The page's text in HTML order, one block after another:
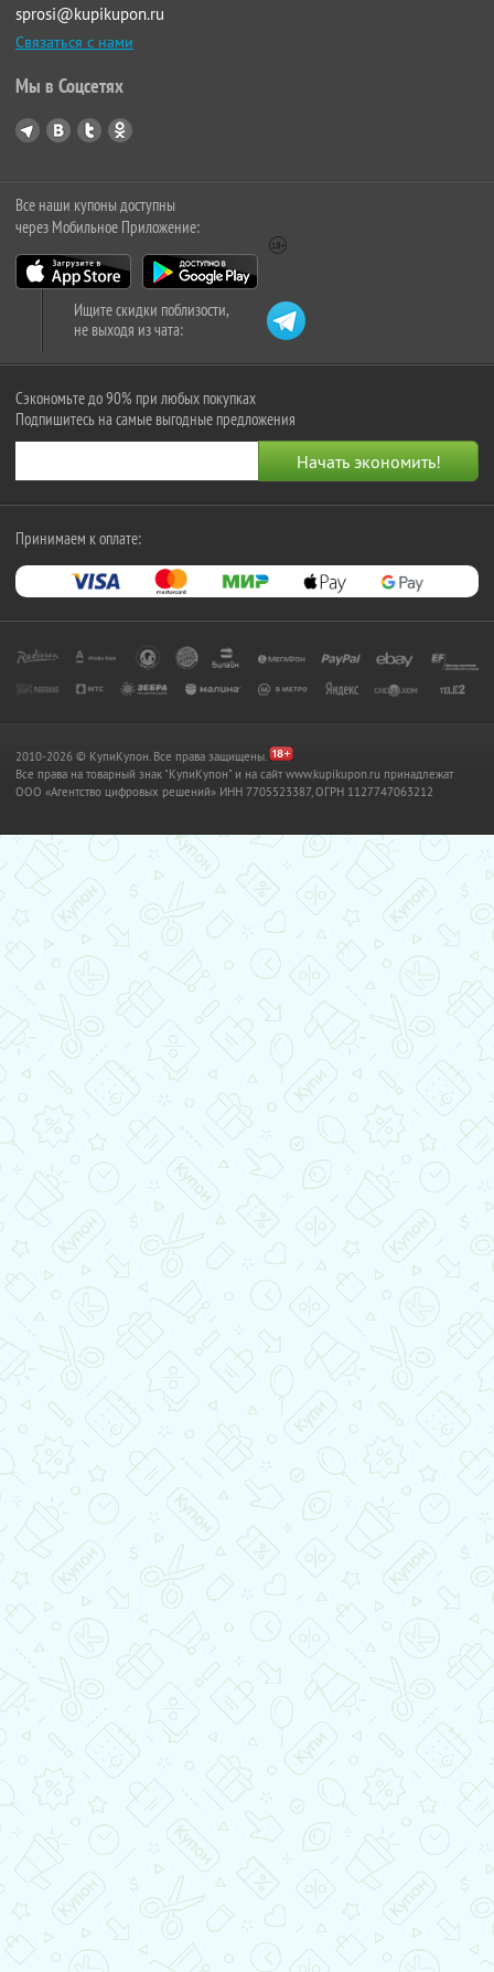
sprosi@kupikupon.ru
Связаться с нами
Мы в Соцсетях
Все наши купоны доступны
через Мобильное Приложение:
Ищите скидки поблизости,
не выходя из чата:
Сэкономьте до 90% при любых покупках
Подпишитесь на самые выгодные предложения
Принимаем к оплате:
2010-2026 © КупиКупон. Все права защищены.
Все права на товарный знак "КупиКупон" и на сайт www.kupikupon.ru принадлежат
OOO «Агентство цифровых решений» ИНН 7705523387, ОГРН 1127747063212